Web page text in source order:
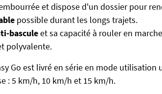
et dispose d'un dossier pour
possible durant les longs trajets.
basculeet sa capacité à rouler en
polyvalente.
Go est livré en série en mode
: 5 km/h, 10 km/h et 15 km/h.